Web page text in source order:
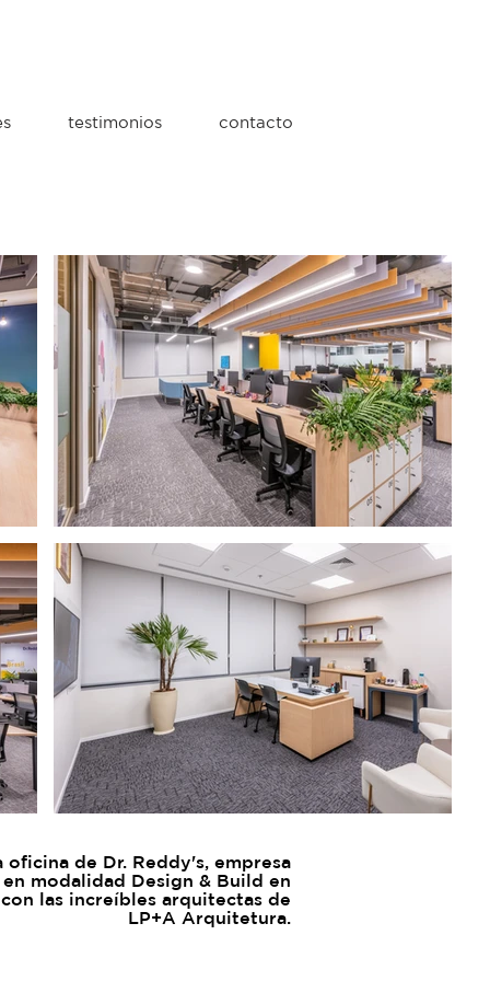
testimonios contacto
oficina de Dr. Reddy's, empresa
modalidad Design & Build en
las increíbles arquitectas de
LP+A Arquitetura.